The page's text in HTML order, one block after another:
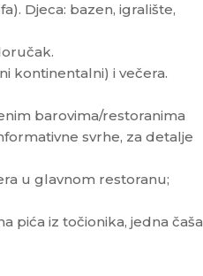
Djeca: bazen, igralište,
kontinentalni) i večera.
barovima/restoranima
svrhe, za detalje
u glavnom restoranu;
pića iz točionika, jedna čaša